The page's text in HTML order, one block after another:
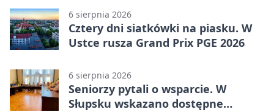
6 sierpnia 2026
Cztery dni siatkówki na piasku. W
Ustce rusza Grand Prix PGE 2026
6 sierpnia 2026
Seniorzy pytali o wsparcie. W
Słupsku wskazano dostępne